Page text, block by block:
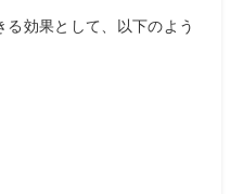
る効果として、以下のよう